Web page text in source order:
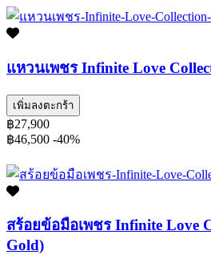
แหวนเพชร Infinite Love
เพิ่มลงตะกร้า
฿27,900
฿46,500 -40%
สร้อยข้อมือเพชร Infinite Love
Gold)